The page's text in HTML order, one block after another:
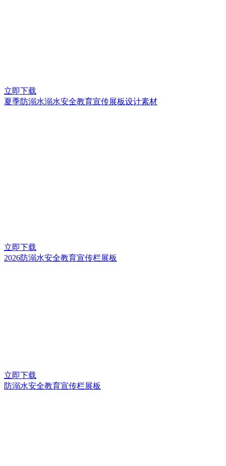
立即下载
夏季防溺水溺水安全教育宣传展板设计素材
立即下载
2026防溺水安全教育宣传栏展板
立即下载
防溺水安全教育宣传栏展板